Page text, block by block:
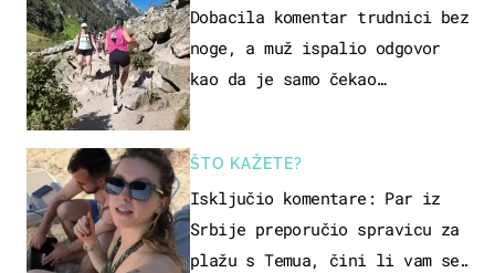
Dobacila komentar trudnici bez
noge, a muž ispalio odgovor
kao da je samo čekao…
ŠTO KAŽETE?
Isključio komentare: Par iz
Srbije preporučio spravicu za
plažu s Temua, čini li vam se